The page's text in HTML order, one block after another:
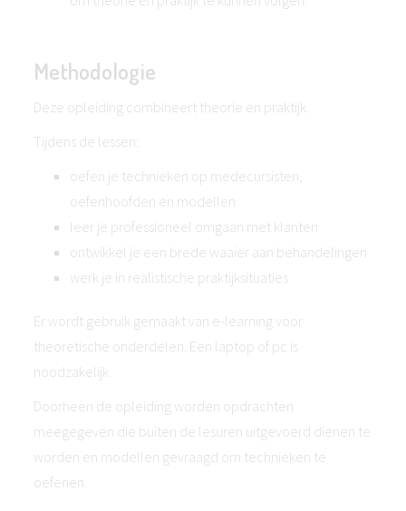
Methodologie
Deze opleiding combineert theorie en praktijk.
Tijdens de lessen:
oefen je technieken op medecursisten,
oefenhoofden en modellen
leer je professioneel omgaan met klanten
ontwikkel je een brede waaier aan behandelingen
werk je in realistische praktijksituaties
Er wordt gebruik gemaakt van e-learning voor
theoretische onderdelen. Een laptop of pc is
noodzakelijk.
Doorheen de opleiding worden opdrachten
meegegeven die buiten de lesuren uitgevoerd dienen te
worden en modellen gevraagd om technieken te
oefenen.